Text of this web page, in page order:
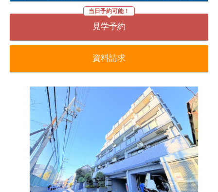
当日予約可能！
見学予約
資料請求